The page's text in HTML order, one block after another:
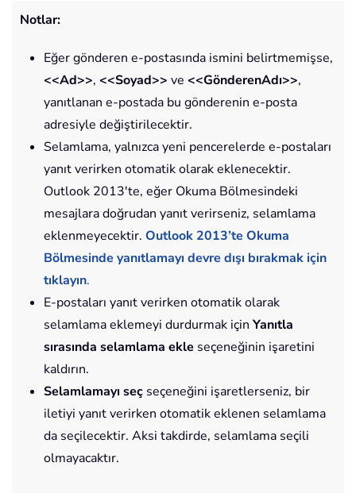
Notlar:
Eğer gönderen e-postasında ismini belirtmemişse,
<<Ad>>, <<Soyad>> ve <<GönderenAdı>>,
yanıtlanan e-postada bu gönderenin e-posta
adresiyle değiştirilecektir.
Selamlama, yalnızca yeni pencerelerde e-postaları
yanıt verirken otomatik olarak eklenecektir.
Outlook 2013'te, eğer Okuma Bölmesindeki
mesajlara doğrudan yanıt verirseniz, selamlama
eklenmeyecektir. Outlook 2013’te Okuma
Bölmesinde yanıtlamayı devre dışı bırakmak için
tıklayın.
E-postaları yanıt verirken otomatik olarak
selamlama eklemeyi durdurmak için Yanıtla
sırasında selamlama ekle seçeneğinin işaretini
kaldırın.
Selamlamayı seç seçeneğini işaretlerseniz, bir
iletiyi yanıt verirken otomatik eklenen selamlama
da seçilecektir. Aksi takdirde, selamlama seçili
olmayacaktır.